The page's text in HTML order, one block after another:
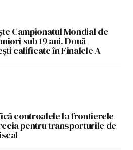
Campionatul Mondial de
sub 19 ani. Două
calificate în Finalele A
controalele la frontierele
pentru transporturile de